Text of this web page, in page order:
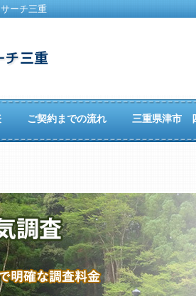
ーチ三重
ご契約までの流れ 三重県津市